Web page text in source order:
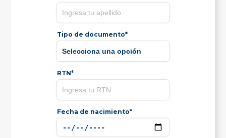
Tipo de documento*
RTN*
Fecha de nacimiento*